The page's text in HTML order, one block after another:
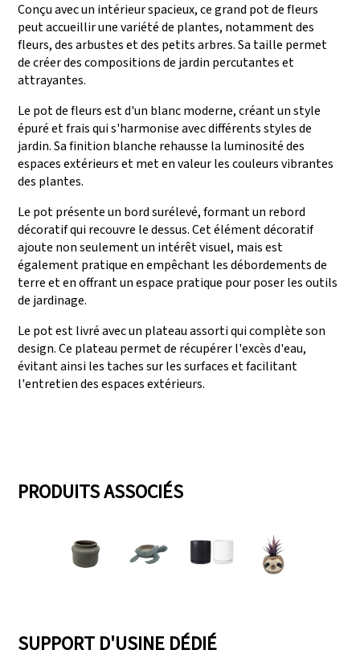
Conçu avec un intérieur spacieux, ce grand pot de fleurs
peut accueillir une variété de plantes, notamment des
fleurs, des arbustes et des petits arbres. Sa taille permet
de créer des compositions de jardin percutantes et
attrayantes.
Le pot de fleurs est d'un blanc moderne, créant un style
épuré et frais qui s'harmonise avec différents styles de
jardin. Sa finition blanche rehausse la luminosité des
espaces extérieurs et met en valeur les couleurs vibrantes
des plantes.
Le pot présente un bord surélevé, formant un rebord
décoratif qui recouvre le dessus. Cet élément décoratif
ajoute non seulement un intérêt visuel, mais est
également pratique en empêchant les débordements de
terre et en offrant un espace pratique pour poser les outils
de jardinage.
Le pot est livré avec un plateau assorti qui complète son
design. Ce plateau permet de récupérer l'excès d'eau,
évitant ainsi les taches sur les surfaces et facilitant
l'entretien des espaces extérieurs.
PRODUITS ASSOCIÉS
SUPPORT D'USINE DÉDIÉ